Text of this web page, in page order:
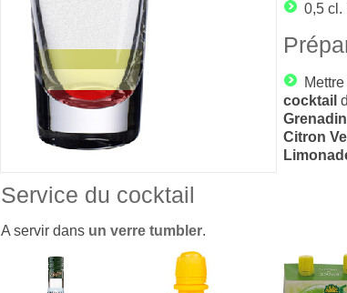
0,5 cl.
cocktail
Citron
Service du cocktail
A servir dans un verre tumbler.